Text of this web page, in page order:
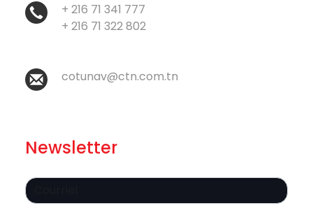
+ 216 71 341 777
+ 216 71 322 802
cotunav@ctn.com.tn
Newsletter